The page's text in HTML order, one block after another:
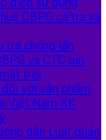
CBPG cá tra và
tra chống lẩn
và CTC pin
trời
với sản phẩm
Việt Nam XK
dẫn Luật quản